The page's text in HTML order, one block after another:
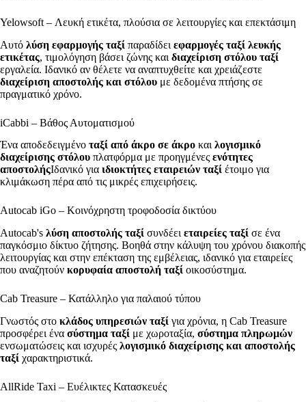
Yelowsoft – Λευκή ετικέτα, πλούσια σε λειτουργίες και επεκτάσιμη
Αυτό λύση εφαρμογής ταξί παραδίδει εφαρμογές ταξί λευκής
ετικέτας, τιμολόγηση βάσει ζώνης και διαχείριση στόλου ταξί
εργαλεία. Ιδανικό αν θέλετε να αναπτυχθείτε και χρειάζεστε
διαχείριση αποστολής και στόλου με δεδομένα πτήσης σε
πραγματικό χρόνο.
iCabbi – Βάθος Αυτοματισμού
Ένα αποδεδειγμένο ταξί από άκρο σε άκρο καιλογισμικό
διαχείρισης στόλου πλατφόρμα με προηγμένες ενότητες
αποστολήςΙδανικό για ιδιοκτήτες εταιρειών ταξί έτοιμο για
κλιμάκωση πέρα από τις μικρές επιχειρήσεις.
Autocab iGo – Κοινόχρηστη τροφοδοσία δικτύου
Autocab's λύση αποστολής ταξί συνδέει εταιρείες ταξί σε ένα
παγκόσμιο δίκτυο ζήτησης. Βοηθά στην κάλυψη του χρόνου διακοπής
λειτουργίας και στην επέκταση της εμβέλειας, ιδανικό για εταιρείες
που αναζητούν κορυφαία αποστολή ταξί οικοσύστημα.
Cab Treasure – Κατάλληλο για παλαιού τύπου
Γνωστός στο κλάδος υπηρεσιών ταξί για χρόνια, η Cab Treasure
προσφέρει ένα σύστημα ταξί με χωροταξία, σύστημα πληρωμών
ενσωματώσεις και ισχυρές λογισμικό διαχείρισης και αποστολής
ταξί χαρακτηριστικά.
AllRide Taxi – Ευέλικτες Κατασκευές